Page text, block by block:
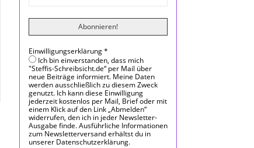
Einwilligungserklärung*
Ich bin einverstanden, dass mich
"Steffis-Schreibsicht.de“ per Mail über
neue Beiträge informiert. Meine Daten
werden ausschließlich zu diesem Zweck
genutzt. Ich kann diese Einwilligung
jederzeit kostenlos per Mail, Brief oder mit
einem Klick auf den Link „Abmelden“
widerrufen, den ich in jeder Newsletter-
Ausgabe finde. Ausführliche Informationen
zum Newsletterversand erhältst du in
unserer Datenschutzerklärung.